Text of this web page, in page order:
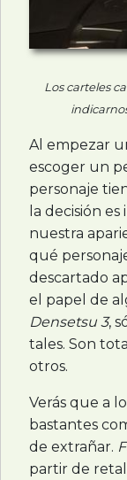
Los carteles
Al empezar
escoger un
personaje
la decisión
nuestra
qué
descartado
el papel de
Densetsu 3,
tales. Son
otros.
Verás que a
bastantes
de extrañar.
partir de